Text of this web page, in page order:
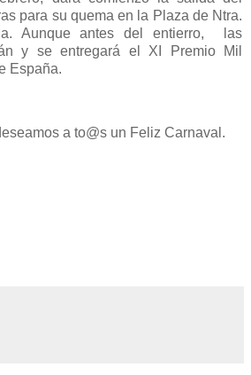
para su quema en la Plaza de Ntra.
Aunque antes del entierro, las
y se entregará el XI Premio Mil
España.
a to@s un Feliz Carnaval.